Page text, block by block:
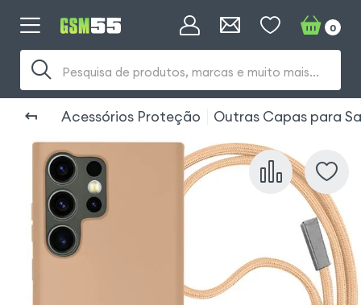
Pesquisa de produtos, marcas e muito mais...
0
Acessórios Proteção Outras Capas para